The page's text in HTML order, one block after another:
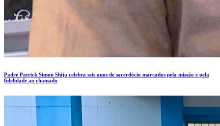
Padre Patrick Simon Shija celebra seis anos de sacerdócio marcados pela missão e pela
fidelidade ao chamado